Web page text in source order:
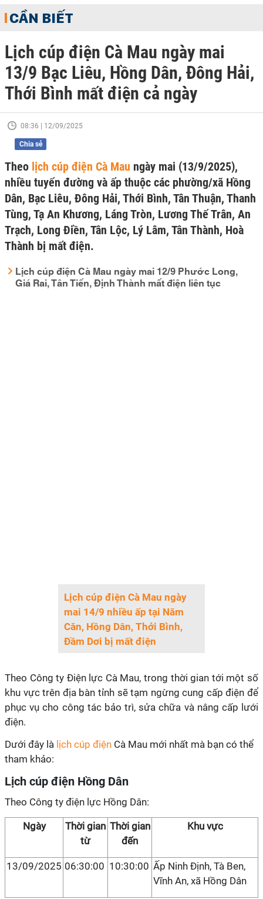
CẦN BIẾT
Lịch cúp điện Cà Mau ngày mai
13/9 Bạc Liêu, Hồng Dân, Đông Hải,
Thới Bình mất điện cả ngày
08:36 | 12/09/2025
Chia sẻ
Theo lịch cúp điện Cà Mau ngày mai (13/9/2025),
nhiều tuyến đường và ấp thuộc các phường/xã Hồng
Dân, Bạc Liêu, Đông Hải, Thới Bình, Tân Thuận, Thanh
Tùng, Tạ An Khương, Láng Tròn, Lương Thế Trân, An
Trạch, Long Điền, Tân Lộc, Lý Lâm, Tân Thành, Hoà
Thành bị mất điện.
Lịch cúp điện Cà Mau ngày mai 12/9 Phước Long,
Giá Rai, Tân Tiến, Định Thành mất điện liên tục
Lịch cúp điện Cà Mau ngày
mai 14/9 nhiều ấp tại Năm
Căn, Hồng Dân, Thới Bình,
Đầm Dơi bị mất điện
Theo Công ty Điện lực Cà Mau, trong thời gian tới một số
khu vực trên địa bàn tỉnh sẽ tạm ngừng cung cấp điện để
phục vụ cho công tác bảo trì, sửa chữa và nâng cấp lưới
điện.
Dưới đây là lịch cúp điện Cà Mau mới nhất mà bạn có thể
tham khảo:
Lịch cúp điện Hồng Dân
Theo Công ty điện lực Hồng Dân:
Ngày
Thời gian
từ
Thời gian
đến
Khu vực
13/09/2025 06:30:00 10:30:00 Ấp Ninh Định, Tà Ben,
Vĩnh An, xã Hồng Dân